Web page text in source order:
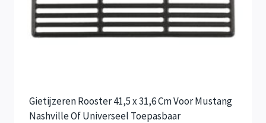
Gietijzeren Rooster 41,5 x 31,6 Cm Voor Mustang
Nashville Of Universeel Toepasbaar